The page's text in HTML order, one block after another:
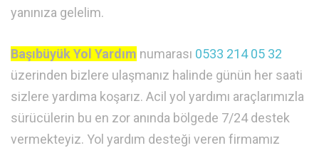
yanınıza gelelim.
Başıbüyük Yol Yardım numarası 0533 214 05 32
üzerinden bizlere ulaşmanız halinde günün her saati
sizlere yardıma koşarız. Acil yol yardımı araçlarımızla
sürücülerin bu en zor anında bölgede 7/24 destek
vermekteyiz. Yol yardım desteği veren firmamız